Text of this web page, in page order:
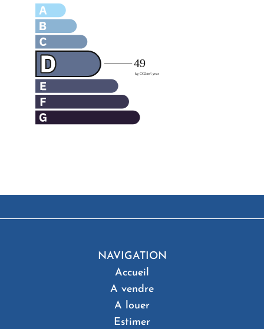
NAVIGATION
Accueil
A vendre
A louer
Estimer